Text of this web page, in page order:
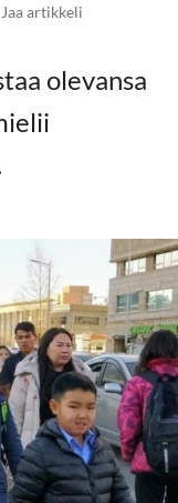
Jaa artikkeli
olevansa